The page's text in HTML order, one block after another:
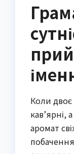
Коли
кав’ярні,
аромат